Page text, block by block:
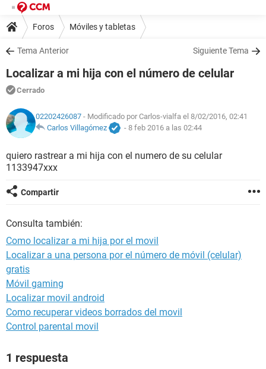
Foros Móviles y tabletas
Tema Anterior Siguiente Tema
Localizar a mi hija con el número de celular
Cerrado
02202426087 - Modificado por Carlos-vialfa el 8/02/2016, 02:41
Carlos Villagómez
- 8 feb 2016 a las 02:44
quiero rastrear a mi hija con el numero de su celular
1133947xxx
Compartir
Consulta también:
Como localizar a mi hija por el movil
Localizar a una persona por el número de móvil (celular)
gratis
Móvil gaming
Localizar movil android
Como recuperar videos borrados del movil
Control parental movil
1 respuesta